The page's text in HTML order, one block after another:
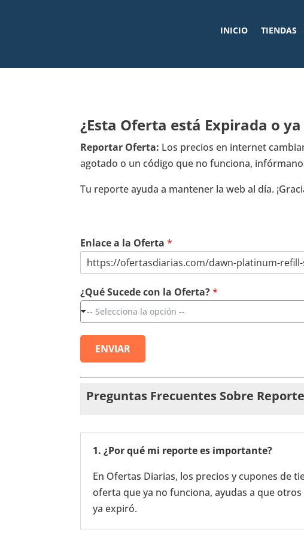
INICIO TIENDAS
¿Esta Oferta está Expirada o
Reportar Oferta: Los precios en internet
agotado o un código que no funciona,
Tu reporte ayuda a mantener la web al día.
¿
Q
é
O
f
e
r
Enlace a la Oferta*
¿Qué Sucede con la Oferta?*
-- Selecciona la opción --
ENVIAR
Preguntas Frecuentes Sobre
1. ¿Por qué mi reporte es importante?
En Ofertas Diarias, los precios y cupones de
oferta que ya no funciona, ayudas a que
ya expiró.